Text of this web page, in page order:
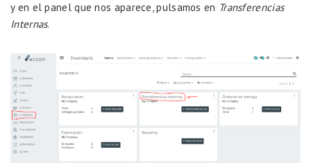
y en el panel que nos aparece, pulsamos en Transferencias
Internas.